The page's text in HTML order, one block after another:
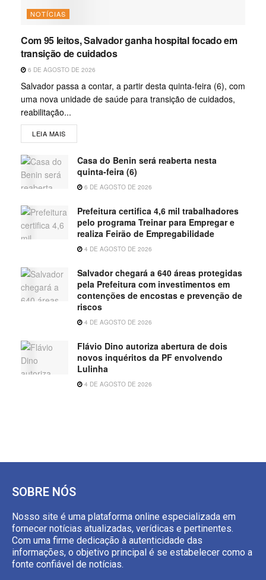
NOTÍCIAS
Com 95 leitos, Salvador ganha hospital focado em
transição de cuidados
6 DE AGOSTO DE 2026
Salvador passa a contar, a partir desta quinta-feira (6), com
uma nova unidade de saúde para transição de cuidados,
reabilitação...
LEIA MAIS
Casa do Benin será reaberta nesta
quinta-feira (6)
6 DE AGOSTO DE 2026
Prefeitura certifica 4,6 mil trabalhadores
pelo programa Treinar para Empregar e
realiza Feirão de Empregabilidade
4 DE AGOSTO DE 2026
Salvador chegará a 640 áreas protegidas
pela Prefeitura com investimentos em
contenções de encostas e prevenção de
riscos
4 DE AGOSTO DE 2026
Flávio Dino autoriza abertura de dois
novos inquéritos da PF envolvendo
Lulinha
4 DE AGOSTO DE 2026
SOBRE NÓS
Nosso site é uma plataforma online especializada em
fornecer notícias atualizadas, verídicas e pertinentes.
Com uma firme dedicação à autenticidade das
informações, o objetivo principal é se estabelecer como a
fonte confiável de notícias.